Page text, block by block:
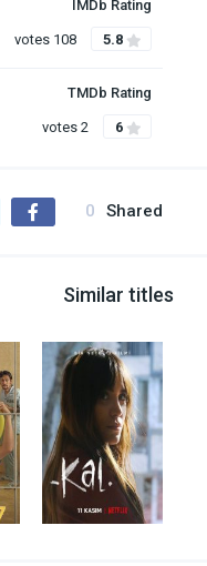
IMDb Rating
5.8
TMDb Rating
6
Shared
0
Similar titles